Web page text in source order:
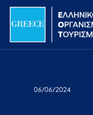
Σημείωση:
ιστότοπος
προσβασιμότητας.
Μετάβαση
περιεχόμενο
06/06/2024